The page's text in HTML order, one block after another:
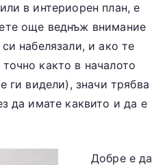
в интериорен план, е
още веднъж внимание
набелязали, и ако те
както в началото
ги видели), значи трябва
да имате каквито и да е
Добре е да